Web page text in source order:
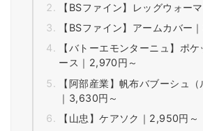
【BSファイン】レッグウォー
【BSファイン】アームカバー
【バトーエモンターニュ】ポ
ース｜2,970円～
【阿部産業】帆布バブーシュ（
｜3,630円～
【山忠】ケアソク｜2,950円～